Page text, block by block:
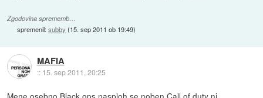
Zgodovina sprememb…
spremenil:subby (15. sep 2011 ob 19:49)
MAFIA
:: 15. sep 2011, 20:25
Mene osebno Black ops nasploh se noben Call of duty ni